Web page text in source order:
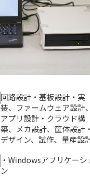
回路設計・基板設計・実
装、ファームウェア設計、
アプリ設計・クラウド構
築、メカ設計、筐体設計・
デザイン、試作、量産設
・Windowsアプリケーシ
ン